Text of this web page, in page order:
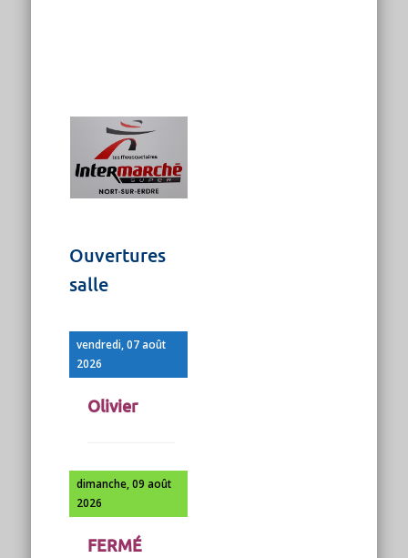
Ouvertures
salle
vendredi, 07 août
2026
Olivier
dimanche, 09 août
2026
FERMÉ